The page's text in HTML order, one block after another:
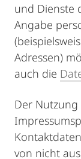
und Dienste
Angabe
Adressen)
auch die
Der
von nicht